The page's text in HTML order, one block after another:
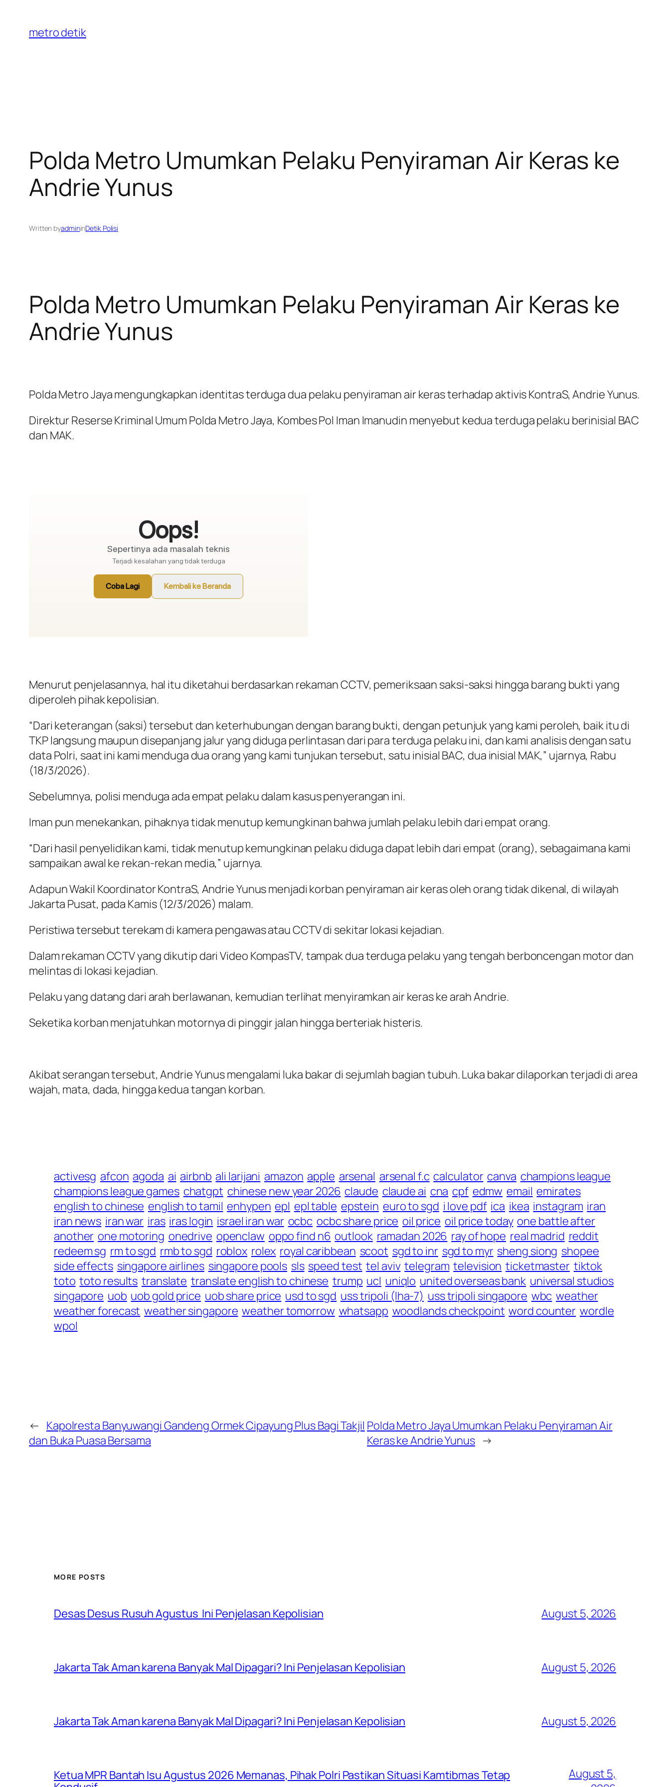
content
metro detik
Polda Metro Umumkan Pelaku Penyiraman Air Keras ke
Andrie Yunus
Written byadmininDetik Polisi
Polda Metro Umumkan Pelaku Penyiraman Air Keras ke
Andrie Yunus
Polda Metro Jaya mengungkapkan identitas terduga dua pelaku penyiraman air keras terhadap aktivis KontraS, Andrie Yunus.
Direktur Reserse Kriminal Umum Polda Metro Jaya, Kombes Pol Iman Imanudin menyebut kedua terduga pelaku berinisial BAC
dan MAK.
Menurut penjelasannya, hal itu diketahui berdasarkan rekaman CCTV, pemeriksaan saksi-saksi hingga barang bukti yang
diperoleh pihak kepolisian.
“Dari keterangan (saksi) tersebut dan keterhubungan dengan barang bukti, dengan petunjuk yang kami peroleh, baik itu di
TKP langsung maupun disepanjang jalur yang diduga perlintasan dari para terduga pelaku ini, dan kami analisis dengan satu
data Polri, saat ini kami menduga dua orang yang kami tunjukan tersebut, satu inisial BAC, dua inisial MAK,” ujarnya, Rabu
(18/3/2026).
Sebelumnya, polisi menduga ada empat pelaku dalam kasus penyerangan ini.
Iman pun menekankan, pihaknya tidak menutup kemungkinan bahwa jumlah pelaku lebih dari empat orang.
“Dari hasil penyelidikan kami, tidak menutup kemungkinan pelaku diduga dapat lebih dari empat (orang), sebagaimana kami
sampaikan awal ke rekan-rekan media,” ujarnya.
Adapun Wakil Koordinator KontraS, Andrie Yunus menjadi korban penyiraman air keras oleh orang tidak dikenal, di wilayah
Jakarta Pusat, pada Kamis (12/3/2026) malam.
Peristiwa tersebut terekam di kamera pengawas atau CCTV di sekitar lokasi kejadian.
Dalam rekaman CCTV yang dikutip dari Video KompasTV, tampak dua terduga pelaku yang tengah berboncengan motor dan
melintas di lokasi kejadian.
Pelaku yang datang dari arah berlawanan, kemudian terlihat menyiramkan air keras ke arah Andrie.
Seketika korban menjatuhkan motornya di pinggir jalan hingga berteriak histeris.
Akibat serangan tersebut, Andrie Yunus mengalami luka bakar di sejumlah bagian tubuh. Luka bakar dilaporkan terjadi di area
wajah, mata, dada, hingga kedua tangan korban.
activesg afcon agoda ai airbnb ali larijani amazon apple arsenal arsenal f.c calculator canva champions league
champions league games chatgpt chinese new year 2026 claude claude ai cna cpf edmw email emirates
english to chinese english to tamil enhypen epl epl table epstein euro to sgd i love pdf ica ikea instagram iran
iran news iran war iras iras login israel iran war ocbc ocbc share price oil price oil price today one battle after
another one motoring onedrive openclaw oppo find n6 outlook ramadan 2026 ray of hope real madrid reddit
redeem sg rm to sgd rmb to sgd roblox rolex royal caribbean scoot sgd to inr sgd to myr sheng siong shopee
side effects singapore airlines singapore pools sls speed test tel aviv telegram television ticketmaster tiktok
toto toto results translate translate english to chinese trump ucl uniqlo united overseas bank universal studios
singapore uob uob gold price uob share price usd to sgd uss tripoli (lha-7) uss tripoli singapore wbc weather
weather forecast weather singapore weather tomorrow whatsapp woodlands checkpoint word counter wordle
wpol
← Kapolresta Banyuwangi Gandeng Ormek Cipayung Plus Bagi Takjil
dan Buka Puasa Bersama
Polda Metro Jaya Umumkan Pelaku Penyiraman Air
Keras ke Andrie Yunus →
MORE POSTS
Desas Desus Rusuh Agustus Ini Penjelasan Kepolisian August 5, 2026
Jakarta Tak Aman karena Banyak Mal Dipagari? Ini Penjelasan Kepolisian August 5, 2026
Jakarta Tak Aman karena Banyak Mal Dipagari? Ini Penjelasan Kepolisian August 5, 2026
Ketua MPR Bantah Isu Agustus 2026 Memanas, Pihak Polri Pastikan Situasi Kamtibmas Tetap
August 5,